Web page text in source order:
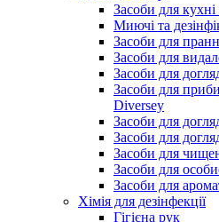
Засоби для
Миючі та
Засоби для
Засоби для
Засоби для
Засоби для
Diversey
Засоби для
Засоби для
Засоби для
Засоби для
Засоби для
Хімія для дезінфекції
Гігієна рук